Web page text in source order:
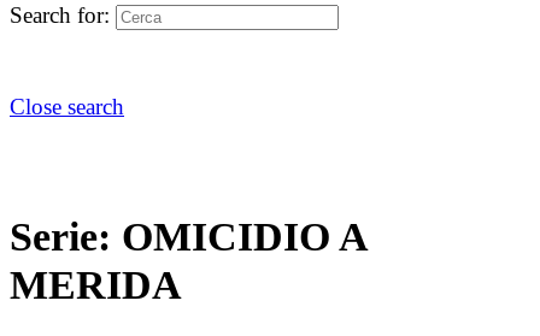
Search for:
Close search
Serie: OMICIDIO A
MERIDA